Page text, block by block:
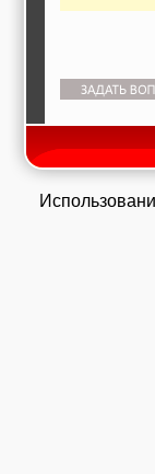
Использование информации требует ссылки на inter-